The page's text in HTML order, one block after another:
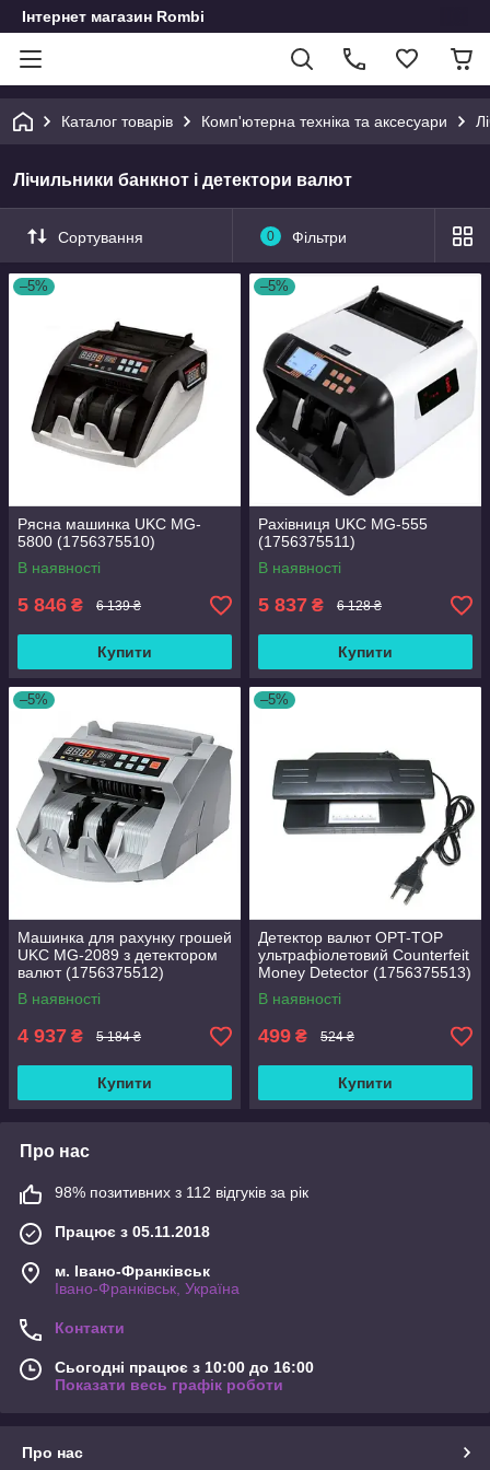
Інтернет магазин Rombi
Каталог товарів Комп'ютерна техніка та аксесуари
Лічильники банкнот і детектори валют
Сортування 0 Фільтри
–5%
Рясна машинка UKC MG-
5800 (1756375510)
В наявності
5 846 ₴ 6 139 ₴
Купити
–5%
Рахівниця UKC MG-555
(1756375511)
В наявності
5 837 ₴ 6 128 ₴
Купити
–5%
Машинка для рахунку грошей
UKC MG-2089 з детектором
валют (1756375512)
В наявності
4 937 ₴ 5 184 ₴
Купити
–5%
Детектор валют OPT-TOP
ультрафіолетовий Counterfeit
Money Detector (1756375513)
В наявності
499 ₴ 524 ₴
Купити
Про нас
98% позитивних з 112 відгуків за рік
Працює з 05.11.2018
м. Івано-Франківськ
Івано-Франківськ, Україна
Контакти
Сьогодні працює з 10:00 до 16:00
Показати весь графік роботи
Про нас